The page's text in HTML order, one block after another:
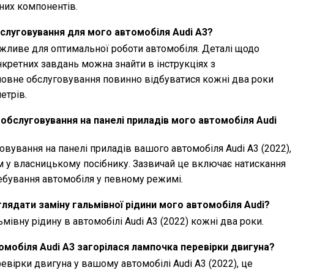
компонентів.
для мого автомобіля Audi A3?
для оптимальної роботи автомобіля. Деталі щодо
завдань можна знайти в інструкціях з
обслуговування повинно відбуватися кожні два роки
на панелі приладів мого автомобіля Audi
на панелі приладів вашого автомобіля Audi A3 (2022),
у власницькому посібнику. Зазвичай це включає натискання
автомобіля у певному режимі.
заміну гальмівної рідини мого автомобіля Audi?
рідину в автомобілі Audi A3 (2022) кожні два роки.
Audi A3 загорілася лампочка перевірки двигуна?
двигуна у вашому автомобілі Audi A3 (2022), це